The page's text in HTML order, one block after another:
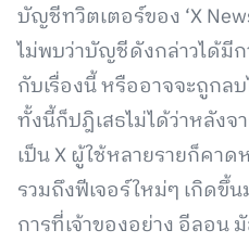
บัญชีทวิตเตอร์ของ ‘X
ไม่พบว่าบัญชีดังกล่าวได้มีก
กับเรื่องนี้ หรืออาจจะถูกล
ทั้งนี้ก็ปฎิเสธไม่ได้ว่าหลัง
เป็น X ผู้ใช้หลายรายก็คา
รวมถึงฟีเจอร์ใหม่ๆ เกิดขึ้
การที่เจ้าของอย่าง อีลอน